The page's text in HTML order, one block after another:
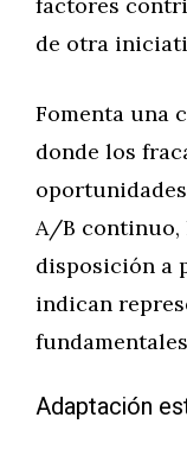
de otra
Fomenta una
donde los
A/B continuo,
disposición a
indican
Adaptación